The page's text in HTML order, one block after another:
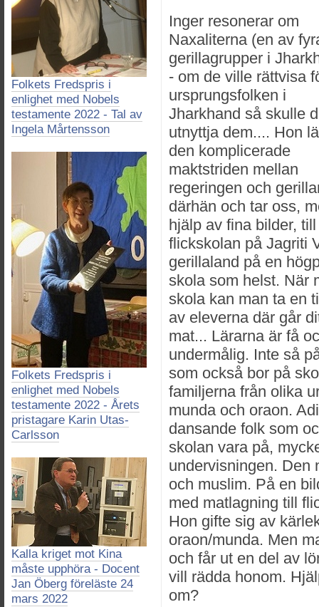
Folkets Fredspris i
enlighet med Nobels
testamente 2022 - Tal av
Ingela Mårtensson
Folkets Fredspris i
enlighet med Nobels
testamente 2022 - Årets
pristagare Karin Utas-
Carlsson
Kalla kriget mot Kina
måste upphöra - Docent
Jan Öberg föreläste 24
mars 2022
Inger resonerar om
Naxaliterna (en av
gerillagrupper i
- om de ville rättvisa
ursprungsfolken i
Jharkhand så skulle
utnyttja dem.... Hon
den komplicerade
maktstriden mellan
regeringen och
därhän och tar oss,
hjälp av fina bilder, till
flickskolan på Jagriti
gerillaland på en
skola som helst. När
skola kan man ta en
av eleverna där går
mat... Lärarna är få
undermålig. Inte så
som också bor på
familjerna från olika
munda och oraon.
dansande folk som
skolan vara på,
undervisningen. Den
och muslim. På en
med matlagning till
Hon gifte sig av
oraon/munda. Men
och får ut en del av
vill rädda honom.
om?